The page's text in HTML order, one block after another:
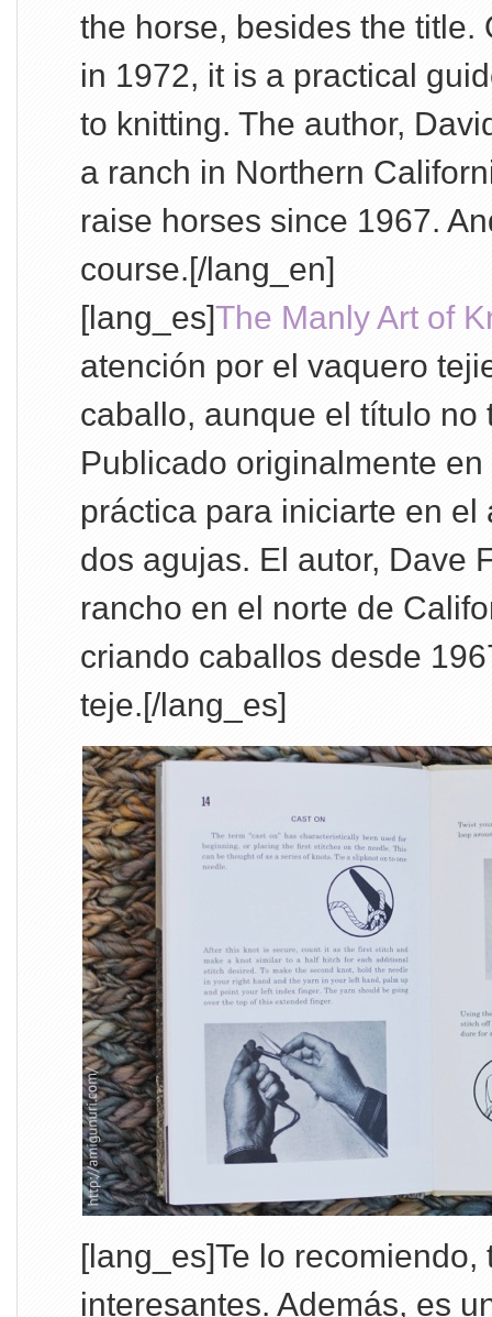
the horse, besides the title.
in 1972, it is a practical
to knitting. The author,
a ranch in Northern
raise horses since 1967.
course.[/lang_en]
[lang_es]The Manly Art of
atención por el vaquero
caballo, aunque el título no
Publicado originalmente
práctica para iniciarte en el
dos agujas. El autor, Dave
rancho en el norte de
criando caballos desde
teje.[/lang_es]
[lang_es]Te lo
interesantes. Además, es